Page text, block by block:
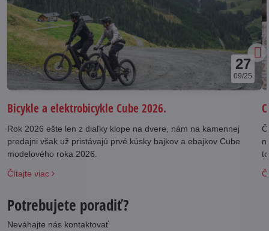
27
09/25
Bicykle a elektrobicykle Cube 2026.
Rok 2026 ešte len z diaľky klope na dvere, nám na kamennej
predajni však už pristávajú prvé kúsky bajkov a ebajkov Cube
modelového roka 2026.
Čítajte viac
Potrebujete poradiť?
Neváhajte nás kontaktovať